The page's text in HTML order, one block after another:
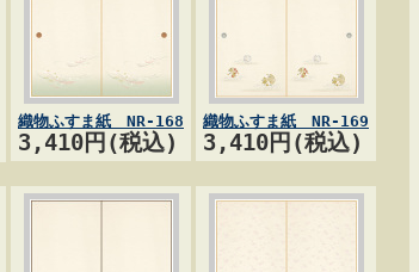
織物ふすま紙 NR-168
3,410円(税込)
織物ふすま紙 NR-169
3,410円(税込)